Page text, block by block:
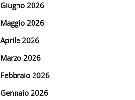
Giugno 2026
Maggio 2026
Aprile 2026
Marzo 2026
Febbraio 2026
Gennaio 2026